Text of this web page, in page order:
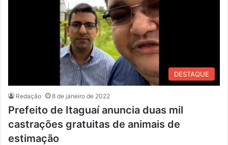
DESTAQUE
Redação 8 de janeiro de 2022
Prefeito de Itaguaí anuncia duas mil
castrações gratuitas de animais de
estimação